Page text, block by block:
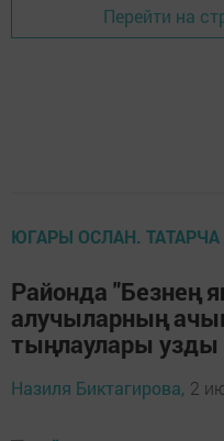
Перейти на
ЮГАРЫ ОСЛАН. ТАТАРЧА
Районда "Безнең
алучыларның
тыңлаулары узды
Назиля Биктагирова, 2